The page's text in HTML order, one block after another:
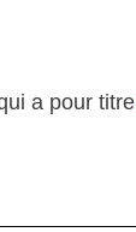
a pour titre